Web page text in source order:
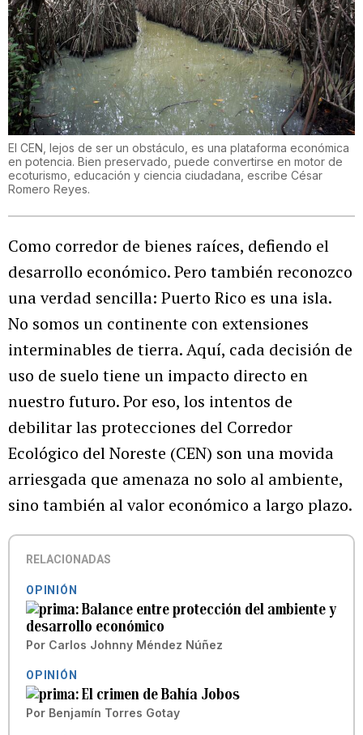
El CEN, lejos de ser un obstáculo, es una plataforma económica
en potencia. Bien preservado, puede convertirse en motor de
ecoturismo, educación y ciencia ciudadana, escribe César
Romero Reyes.
Como corredor de bienes raíces, defiendo el
desarrollo económico. Pero también reconozco
una verdad sencilla: Puerto Rico es una isla.
No somos un continente con extensiones
interminables de tierra. Aquí, cada decisión de
uso de suelo tiene un impacto directo en
nuestro futuro. Por eso, los intentos de
debilitar las protecciones del Corredor
Ecológico del Noreste (CEN) son una movida
arriesgada que amenaza no solo al ambiente,
sino también al valor económico a largo plazo.
RELACIONADAS
OPINIÓN
Balance entre protección del ambiente y
desarrollo económico
Por Carlos Johnny Méndez Núñez
OPINIÓN
El crimen de Bahía Jobos
Por Benjamín Torres Gotay